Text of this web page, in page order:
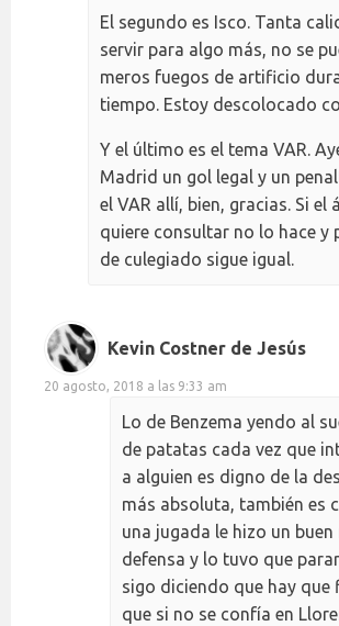
El segundo es Isco. Tanta
servir para algo más, no se
meros fuegos de artificio
tiempo. Estoy descolocado
Y el último es el tema VAR.
Madrid un gol legal y un
el VAR allí, bien, gracias. Si el
quiere consultar no lo hace y
de culegiado sigue igual.
Kevin Costner de Jesús
20 agosto, 2018 a las 9:33 am
Lo de Benzema yendo al
de patatas cada vez que
a alguien es digno de la
más absoluta, también es
una jugada le hizo un
defensa y lo tuvo que
sigo diciendo que hay que
que si no se confía en